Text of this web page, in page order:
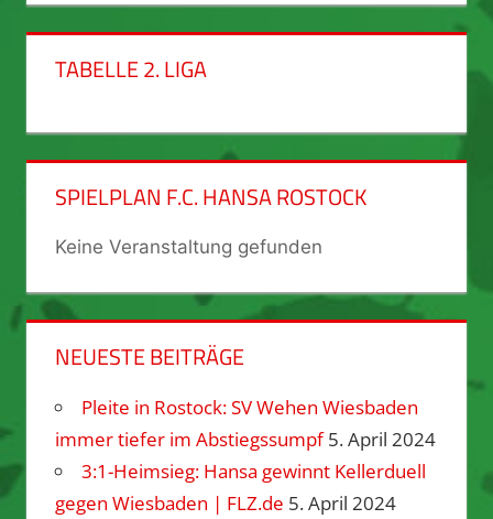
TABELLE 2. LIGA
SPIELPLAN F.C. HANSA ROSTOCK
Keine Veranstaltung gefunden
NEUESTE BEITRÄGE
Pleite in Rostock: SV Wehen Wiesbaden
immer tiefer im Abstiegssumpf 5. April 2024
3:1-Heimsieg: Hansa gewinnt Kellerduell
gegen Wiesbaden | FLZ.de 5. April 2024